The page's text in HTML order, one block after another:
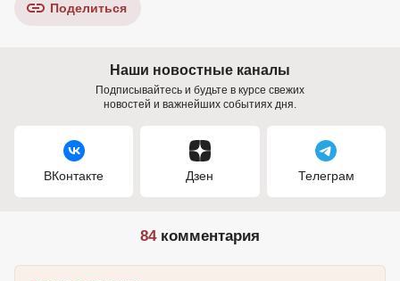
Поделиться
Наши новостные каналы
Подписывайтесь и будьте в курсе свежих
новостей и важнейших событиях дня.
ВКонтакте Дзен Телеграм
84комментария